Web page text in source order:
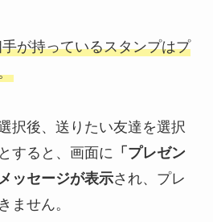
が持っているスタンプはプ
択後、送りたい友達を選択
すると、画面に 「プレゼン
ッセージが表示され、プレ
ません。